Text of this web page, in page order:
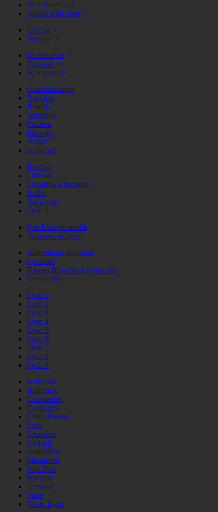
Se restaurer...
Autour d'un verre
Confort
Pratique
Se retrouver
S'amuser
Se reposer
Gastronomique
Bouchon
Brunch
Asiatique
Pizzéria
Japonais
Burger
Savoyard
Rooftop
Libanais
Livraison à domicile
Buffet
Bar à vins
Lyon 9
Vue Exceptionnelle
Terrasses secrètes
Authentique bouchon
Lyonnais
Toques Blanches Lyonnaises
Grenouilles
Lyon 1
Lyon 2
Lyon 3
Lyon 4
Lyon 5
Lyon 6
Lyon 7
Lyon 8
Lyon 9
Bellecour
Brotteaux
Confluence
Cordeliers
Croix-Rousse
Foch
Fourvière
Gerland
Guillotière
Monplaisir
Part Dieu
Perrache
Terreaux
Vaise
Vieux Lyon